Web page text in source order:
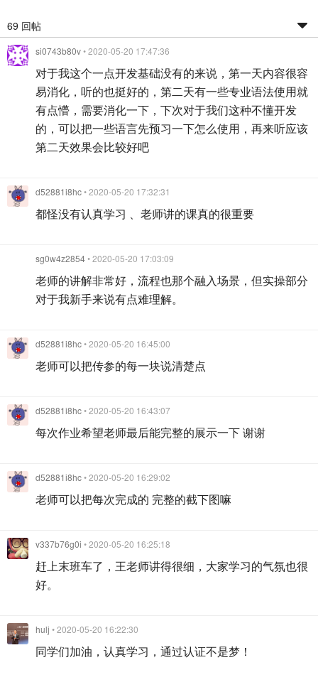
69 回帖
si0743b80v• 2020-05-20 17:47:36
对于我这个一点开发基础没有的来说，第一天内容很容
易消化，听的也挺好的，第二天有一些专业语法使用就
有点懵，需要消化一下，下次对于我们这种不懂开发
的，可以把一些语言先预习一下怎么使用，再来听应该
第二天效果会比较好吧
d52881i8hc• 2020-05-20 17:32:31
都怪没有认真学习 、老师讲的课真的很重要
sg0w4z2854• 2020-05-20 17:03:09
老师的讲解非常好，流程也那个融入场景，但实操部分
对于我新手来说有点难理解。
d52881i8hc• 2020-05-20 16:45:00
老师可以把传参的每一块说清楚点
d52881i8hc• 2020-05-20 16:43:07
每次作业希望老师最后能完整的展示一下 谢谢
d52881i8hc• 2020-05-20 16:29:02
老师可以把每次完成的 完整的截下图嘛
v337b76g0i • 2020-05-20 16:25:18
赶上末班车了，王老师讲得很细，大家学习的气氛也很
好。
hulj • 2020-05-20 16:22:30
同学们加油，认真学习，通过认证不是梦！